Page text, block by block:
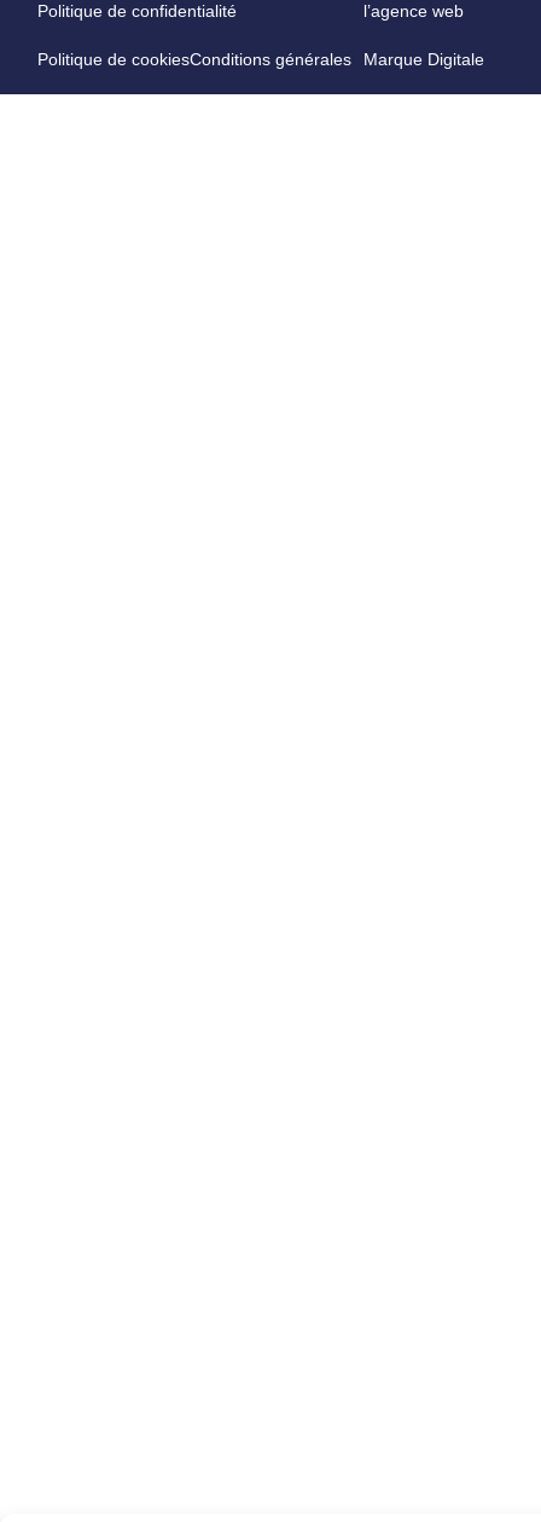
Politique de confidentialité
Politique de cookiesConditions générales
l’agence web
Marque Digitale